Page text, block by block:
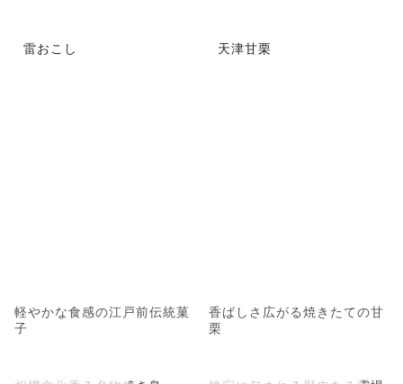
雷おこし
軽やかな食感の江戸前伝統菓
子
天津甘栗
香ばしさ広がる焼きたての甘
栗